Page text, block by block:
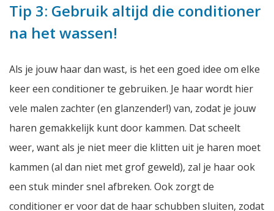
Tip 3: Gebruik altijd die conditioner
na het wassen!
Als je jouw haar dan wast, is het een goed idee om elke
keer een conditioner te gebruiken. Je haar wordt hier
vele malen zachter (en glanzender!) van, zodat je jouw
haren gemakkelijk kunt door kammen. Dat scheelt
weer, want als je niet meer die klitten uit je haren moet
kammen (al dan niet met grof geweld), zal je haar ook
een stuk minder snel afbreken. Ook zorgt de
conditioner er voor dat de haar schubben sluiten, zodat